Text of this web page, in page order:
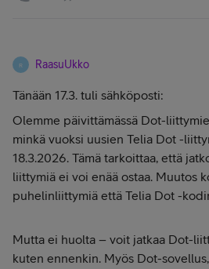
R RaasuUkko
Tänään 17.3. tuli sähköposti:
Olemme päivittämässä Dot-
minkä vuoksi uusien Telia Dot -
18.3.2026. Tämä tarkoittaa, että
liittymiä ei voi enää ostaa. Muutos
puhelinliittymiä että Telia Dot -
Mutta ei huolta – voit jatkaa Dot-
kuten ennenkin. Myös Dot-